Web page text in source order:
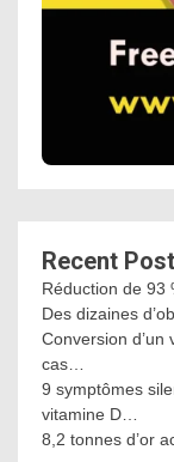
Recent
Réduction de 93
Des dizaines
Conversion
cas…
9 symptômes
vitamine D…
8,2 tonnes d’or